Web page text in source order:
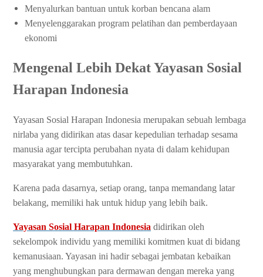
Menyalurkan bantuan untuk korban bencana alam
Menyelenggarakan program pelatihan dan pemberdayaan
ekonomi
Mengenal Lebih Dekat Yayasan Sosial
Harapan Indonesia
Yayasan Sosial Harapan Indonesia merupakan sebuah lembaga
nirlaba yang didirikan atas dasar kepedulian terhadap sesama
manusia agar tercipta perubahan nyata di dalam kehidupan
masyarakat yang membutuhkan.
Karena pada dasarnya, setiap orang, tanpa memandang latar
belakang, memiliki hak untuk hidup yang lebih baik.
Yayasan Sosial Harapan Indonesia didirikan oleh
sekelompok individu yang memiliki komitmen kuat di bidang
kemanusiaan. Yayasan ini hadir sebagai jembatan kebaikan
yang menghubungkan para dermawan dengan mereka yang